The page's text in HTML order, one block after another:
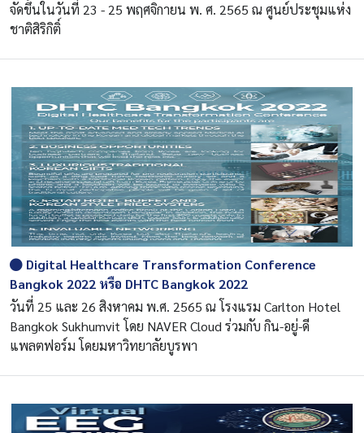
จัดขึ้นในวันที่ 23 - 25 พฤศจิกายน พ. ศ. 2565 ณ ศูนย์ประชุมแห่ง
ชาติสิริกิติ์
Digital Healthcare Transformation Conference
Bangkok 2022 หรือ DHTC Bangkok 2022
วันที่ 25 และ 26 สิงหาคม พ.ศ. 2565 ณ โรงแรม Carlton Hotel
Bangkok Sukhumvit โดย NAVER Cloud ร่วมกับ กิน-อยู่-ดี
แพลตฟอร์ม โดยมหาวิทยาลัยบูรพา